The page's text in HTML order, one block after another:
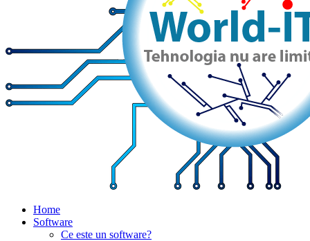
Home
Software
Ce este un software?